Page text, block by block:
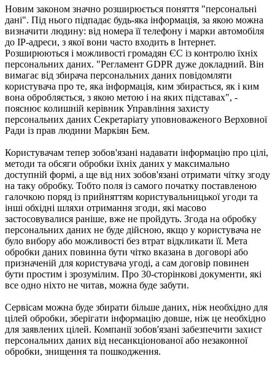
Новим законом значно розширюється поняття "персональні
дані". Під нього підпадає будь-яка інформація, за якою можна
визначити людину: від номера її телефону і марки автомобіля
до IP-адреси, з якої вони часто входить в Інтернет.
Розширюються і можливості громадян ЄС із контролю їхніх
персональних даних. "Регламент GDPR дуже докладний. Він
вимагає від збирача персональних даних повідомляти
користувача про те, яка інформація, ким збирається, як і ким
вона обробляється, з якою метою і на яких підставах", -
пояснює колишній керівник Управління захисту
персональних даних Секретаріату уповноваженого Верховної
Ради із прав людини Маркіян Бем.
Користувачам тепер зобов'язані надавати інформацію про цілі,
методи та обсяги обробки їхніх даних у максимально
доступній формі, а ще від них зобов'язані отримати чітку згоду
на таку обробку. Тобто поля із самого початку поставленою
галочкою поряд із прийняттям користувальницької угоди та
інші обхідні шляхи отримання згоди, які масово
застосовувалися раніше, вже не пройдуть. Згода на обробку
персональних даних не буде дійсною, якщо у користувача не
було вибору або можливості без втрат відкликати її. Мета
обробки даних повинна бути чітко вказана в договорі або
призначеній для користувача угоді, а сам договір повинен
бути простим і зрозумілим. Про 30-сторінкові документи, які
все одно ніхто не читав, можна буде забути.
Сервісам можна буде збирати більше даних, ніж необхідно для
цілей обробки, зберігати інформацію довше, ніж це необхідно
для заявлених цілей. Компанії зобов'язані забезпечити захист
персональних даних від несанкціонованої або незаконної
обробки, знищення та пошкодження.